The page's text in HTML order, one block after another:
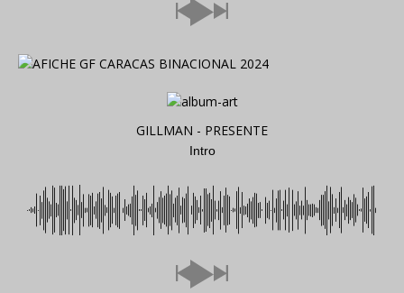
GILLMAN - PRESENTE
Intro